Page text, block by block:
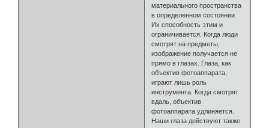
материального пространства
в определенном состоянии.
Их способность этим и
ограничивается. Когда люди
смотрят на предметы,
изображение получается не
прямо в глазах. Глаза, как
объектив фотоаппарата,
играют лишь роль
инструмента. Когда смотрят
вдаль, объектив
фотоаппарата удлиняется.
Наши глаза действуют также.